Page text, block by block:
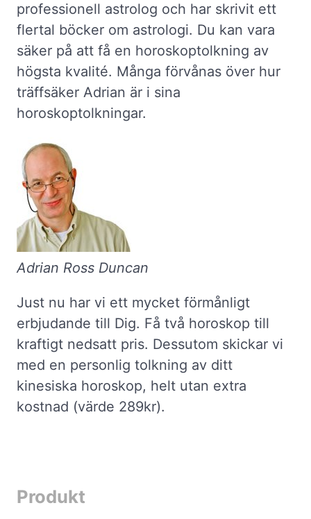
professionell astrolog och har skrivit ett
flertal böcker om astrologi. Du kan vara
säker på att få en horoskoptolkning av
högsta kvalité. Många förvånas över hur
träffsäker Adrian är i sina
horoskoptolkningar.
Adrian Ross Duncan
Just nu har vi ett mycket förmånligt
erbjudande till Dig. Få två horoskop till
kraftigt nedsatt pris. Dessutom skickar vi
med en personlig tolkning av ditt
kinesiska horoskop, helt utan extra
kostnad (värde 289kr).
Produkt